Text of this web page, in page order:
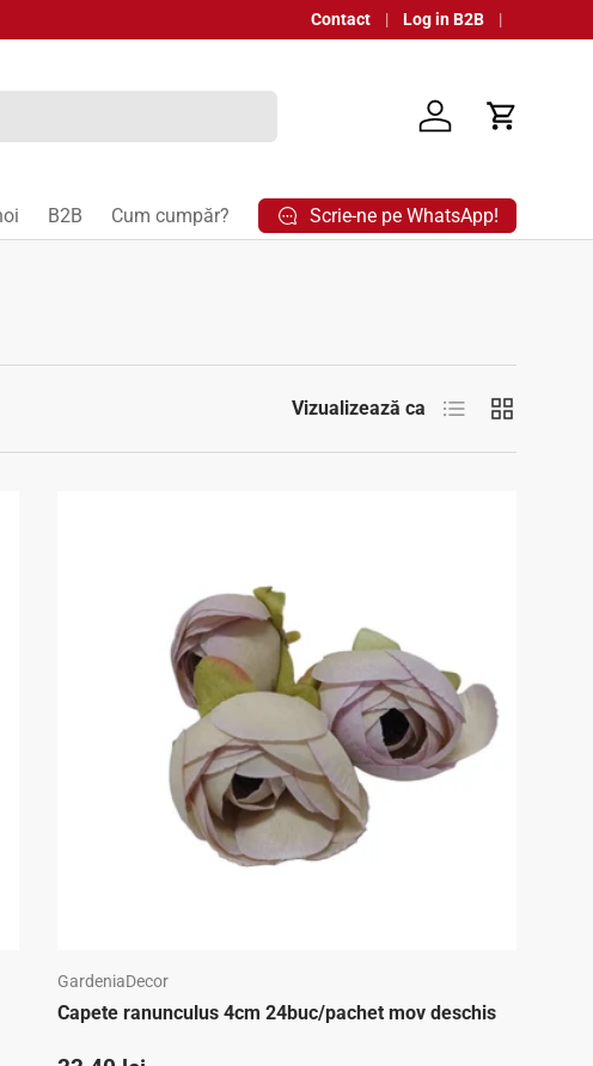
Contact Log in B2B
Autentificare
Coș
B2B Cum cumpăr? Scrie-ne pe WhatsApp!
Vizualizează ca Listă Grilă
GardeniaDecor
Capete ranunculus 4cm 24buc/pachet mov deschis